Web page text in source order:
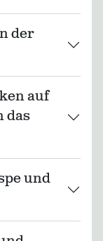
der
auf
das
und